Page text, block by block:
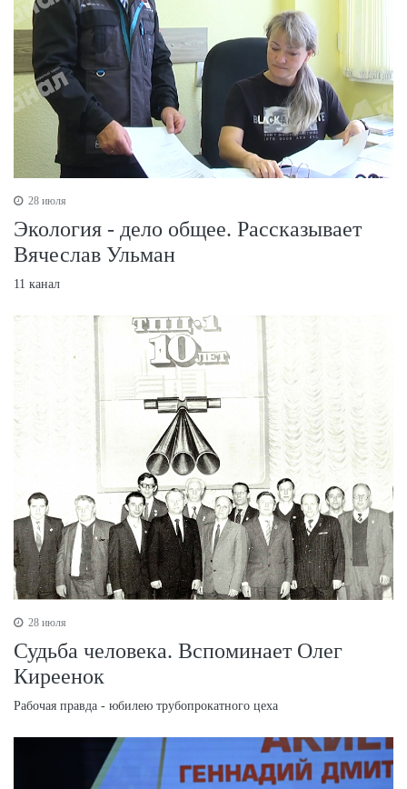
28 июля
Экология - дело общее. Рассказывает
Вячеслав Ульман
11 канал
28 июля
Судьба человека. Вспоминает Олег
Киреенок
Рабочая правда - юбилею трубопрокатного цеха